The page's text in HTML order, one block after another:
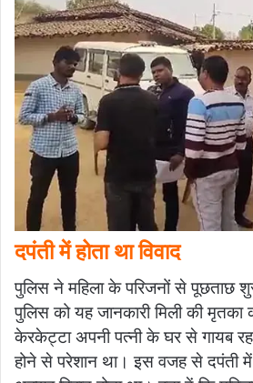
दपंती में होता था विवाद
पुलिस ने महिला के परिजनों से पूछताछ
पुलिस को यह जानकारी मिली की मृतका
केरकेट्टा अपनी पत्नी के घर से गायब
होने से परेशान था। इस वजह से दपंती